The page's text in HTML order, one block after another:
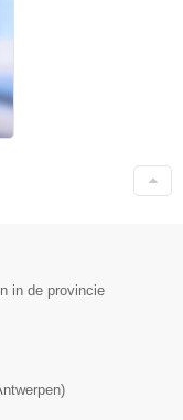
in de provincie
)